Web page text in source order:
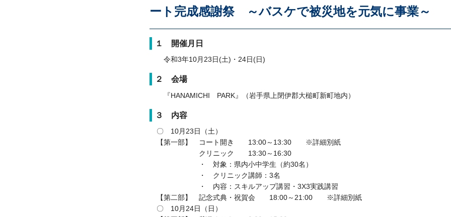
ート完成感謝祭 ～バスケで被災地を元気に事業～
１ 開催月日
令和3年10月23日(土)・24日(日)
２ 会場
『HANAMICHI PARK』（岩手県上閉伊郡大槌町新町地内）
３ 内容
〇 10月 23日（土）
【第一部】 コート開き 13:00～ 13:30 ※詳細別紙
クリニック 13:30～ 16:30
・ 対象：県内小中学生（約30名）
・ クリニック講師： 3名
・ 内容：スキルアップ講習・ 3X3実践講習
【第二部】 記念式典・祝賀会 18:00～ 21:00 ※詳細別紙
〇 10月 24日（日）